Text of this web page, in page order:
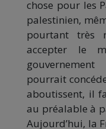
chose pour les
palestinien,
pourtant très
accepter le
gouvernement
pourrait
aboutissent, il
au préalable à
Aujourd’hui, la